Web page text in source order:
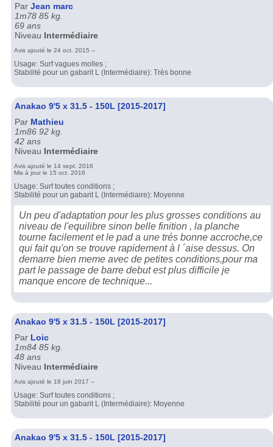
Par Jean marc
1m78 85 kg.
69 ans
Niveau Intermédiaire
Avis ajouté le 24 oct. 2015 --
Usage: Surf vagues molles ;
Stabilité pour un gabarit L (Intermédiaire): Très bonne
Anakao 9'5 x 31.5 - 150L [2015-2017]
Par Mathieu
1m86 92 kg.
42 ans
Niveau Intermédiaire
Avis ajouté le 14 sept. 2016
Mis à jour le 15 oct. 2016
Usage: Surf toutes conditions ;
Stabilité pour un gabarit L (Intermédiaire): Moyenne
Un peu d'adaptation pour les plus grosses conditions au
niveau de l'equilibre sinon belle finition , la planche
tourne facilement et le pad a une trés bonne accroche,ce
qui fait qu'on se trouve rapidement à l ´aise dessus. On
demarre bien meme avec de petites conditions,pour ma
part le passage de barre debut est plus difficile je
manque encore de technique...
Anakao 9'5 x 31.5 - 150L [2015-2017]
Par Loic
1m84 85 kg.
48 ans
Niveau Intermédiaire
Avis ajouté le 18 juin 2017 --
Usage: Surf toutes conditions ;
Stabilité pour un gabarit L (Intermédiaire): Moyenne
Anakao 9'5 x 31.5 - 150L [2015-2017]